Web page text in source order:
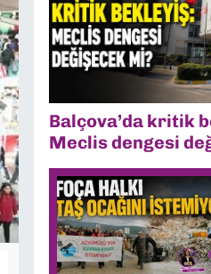
Balçova’da kritik
Meclis dengesi